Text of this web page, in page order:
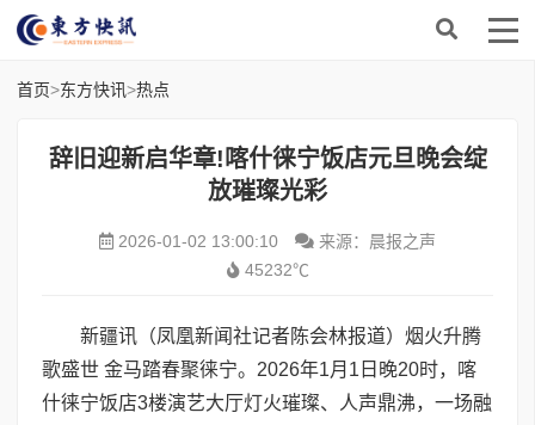
首页>东方快讯>热点
辞旧迎新启华章!喀什徕宁饭店元旦晚会绽
放璀璨光彩
2026-01-02 13:00:10
来源：晨报之声
45232℃
新疆讯（凤凰新闻社记者陈会林报道）烟火升腾
歌盛世 金马踏春聚徕宁。2026年1月1日晚20时，喀
什徕宁饭店3楼演艺大厅灯火璀璨、人声鼎沸，一场融